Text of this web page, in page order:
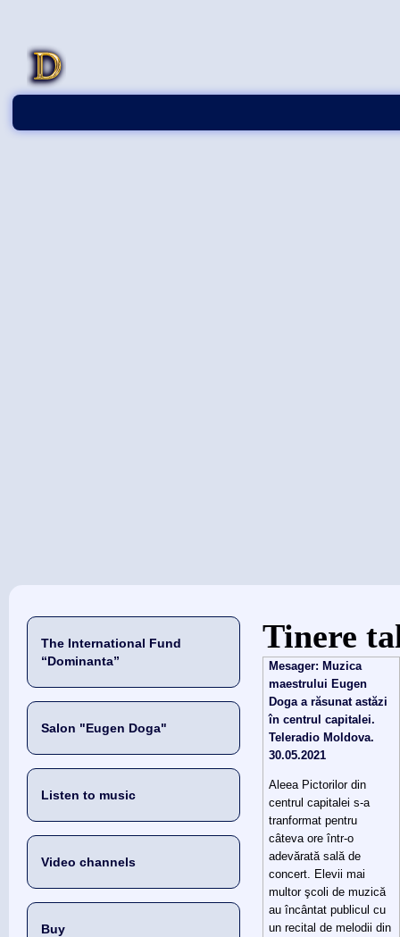
The International Fund
“Dominanta”
Salon "Eugen Doga"
Listen to music
Video channels
Buy
当前位置
Tinere
Mesager: Muzica
maestrului Eugen
Doga a răsunat astăzi
în centrul capitalei.
Teleradio Moldova.
30.05.2021
Aleea Pictorilor din
centrul capitalei s-a
tranformat pentru
câteva ore într-o
adevărată sală de
concert. Elevii mai
multor şcoli de muzică
au încântat publicul cu
un recital de melodii din